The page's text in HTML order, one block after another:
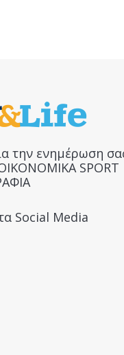
την ενημέρωση
SPORT
Social Media